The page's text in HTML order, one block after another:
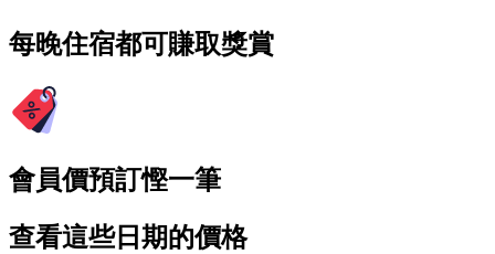
每晚住宿都可賺取獎賞
會員價預訂慳一筆
查看這些日期的價格